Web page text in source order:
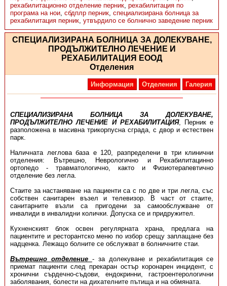
рехабилитационно отделение перник, рехабилитация по
програма на нои, сбдплр перник, специализирана болница за
рехабилитация перник, утвърдило се болнично заведение перник
СПЕЦИАЛИЗИРАНА БОЛНИЦА ЗА ДОЛЕКУВАНЕ,
ПРОДЪЛЖИТЕЛНО ЛЕЧЕНИЕ И
РЕХАБИЛИТАЦИЯ ЕООД
Отделения
Информация Отделения Галерия
СПЕЦИАЛИЗИРАНА БОЛНИЦА ЗА ДОЛЕКУВАНЕ,
ПРОДЪЛЖИТЕЛНО ЛЕЧЕНИЕ И РЕХАБИЛИТАЦИЯ, Перник е
разположена в масивна трикорпусна сграда, с двор и естествен
парк.
Наличната леглова база е 120, разпределени в три клинични
отделения: Вътрешно, Неврологично и Рехабилитацинно
ортопедо - травматологично, както и Физиотерапевтично
отделение без легла.
Стаите за настаняване на пациенти са с по две и три легла, със
собствен санитарен възел и телевизор. В част от стаите,
санитарните възли са пригодени за самообслужване от
инвалиди в инвалидни колички. Допуска се и придружител.
Кухненският блок освен регулярната храна, предлага на
пациентите и ресторантско меню по избор срещу заплащане без
надценка. Лежащо болните се обслужват в болничните стаи.
Вътрешно отделение - за долекуване и рехабилитация се
приемат пациенти след прекаран остър коронарен инцидент, с
хронични сърдечно-съдови, ендокринни, гастроентерологични
заболявания, болести на дихателните пътища и на обмяната.